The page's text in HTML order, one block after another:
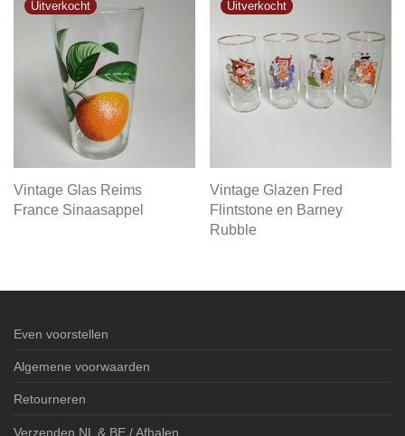
Vintage Glas Reims
France Sinaasappel
Vintage Glazen Fred
Flintstone en Barney
Rubble
Even voorstellen
Algemene voorwaarden
Retourneren
Verzenden NL & BE / Afhalen